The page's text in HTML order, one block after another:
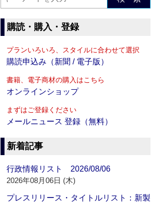
購読・購入・登録
プランいろいろ、スタイルに合わせて選択
購読申込み（新聞 / 電子版）
書籍、電子商材の購入はこちら
オンラインショップ
まずはご登録ください
メールニュース 登録（無料）
新着記事
行政情報リスト 2026/08/06
2026年08月06日 (木)
プレスリリース・タイトルリスト：新製